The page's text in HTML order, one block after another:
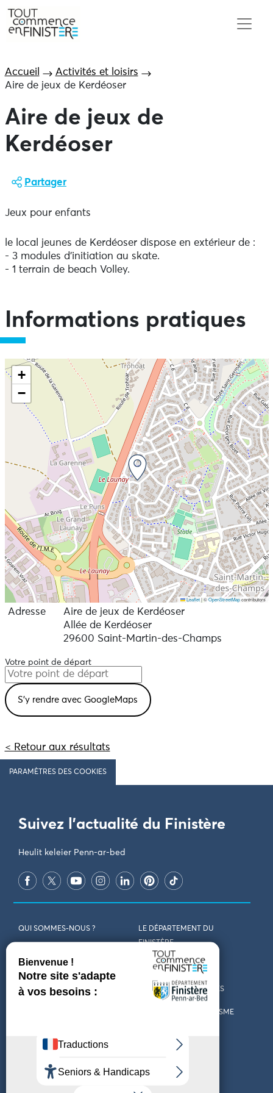
Accueil
Activités et loisirs
Aire de jeux de Kerdéoser
Aire de jeux de
Kerdéoser
Partager
Jeux pour enfants
le local jeunes de Kerdéoser dispose en extérieur de :
- 3 modules d'initiation au skate.
- 1 terrain de beach Volley.
Informations pratiques
+
−
Leaflet |©OpenStreetMapcontributors
Adresse
Aire de jeux de Kerdéoser
Allée de Kerdéoser
29600 Saint-Martin-des-Champs
Votre point de départ
< Retour aux résultats
PARAMÈTRES DES COOKIES
Suivez l'actualité du Finistère
Heulit keleier Penn-ar-bed
QUI SOMMES-NOUS ?
LE DÉPARTEMENT DU
FINISTÈRE
REJOIGNEZ-NOUS VENIR EN FINISTÈRE
CONTACT CARTES ET BROCHURES
LES OFFICES DE TOURISME
D’ACCESSIBILITÉ